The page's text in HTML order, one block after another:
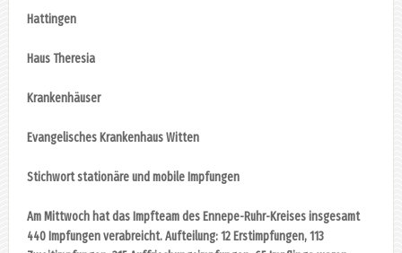
Hattingen
Haus Theresia
Krankenhäuser
Evangelisches Krankenhaus Witten
Stichwort stationäre und mobile Impfungen
Am Mittwoch hat das Impfteam des Ennepe-Ruhr-Kreises insgesamt
440 Impfungen verabreicht. Aufteilung: 12 Erstimpfungen, 113